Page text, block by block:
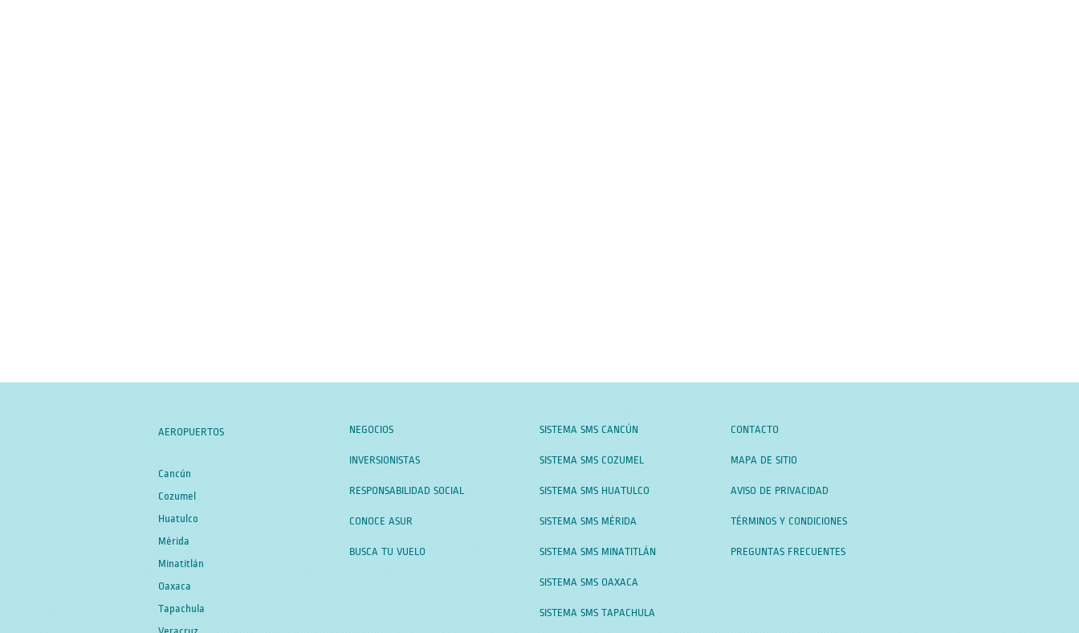
AEROPUERTOS
Cancún
Cozumel
Huatulco
Mérida
Minatitlán
Oaxaca
Tapachula
NEGOCIOS
INVERSIONISTAS
RESPONSABILIDAD SOCIAL
CONOCE ASUR
BUSCA TU VUELO
SISTEMA SMS CANCÚN
SISTEMA SMS COZUMEL
SISTEMA SMS HUATULCO
SISTEMA SMS MÉRIDA
SISTEMA SMS MINATITLÁN
SISTEMA SMS OAXACA
SISTEMA SMS TAPACHULA
CONTACTO
MAPA DE SITIO
AVISO DE PRIVACIDAD
TÉRMINOS Y CONDICIONES
PREGUNTAS FRECUENTES